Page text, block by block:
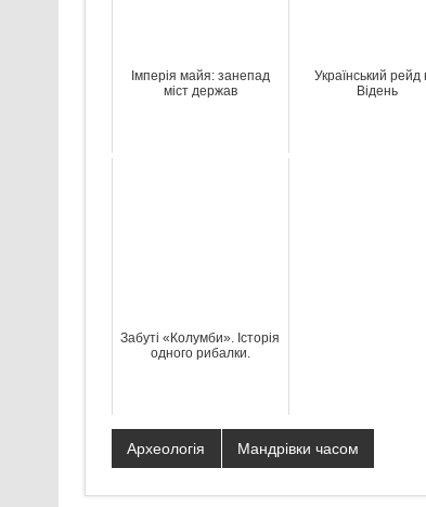
Імперія майя: занепад
міст держав
Український рейд
Відень
Забуті «Колумби». Історія
одного рибалки.
Археологія Мандрівки часом